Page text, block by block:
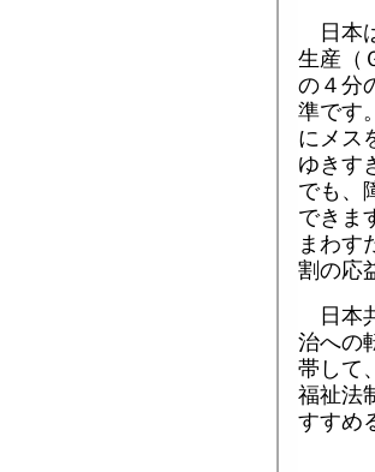
日本
生産（
の４分
準です
にメス
ゆきす
でも、
できま
まわす
割の応
日本
治への
帯して
福祉法
すすめ